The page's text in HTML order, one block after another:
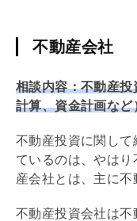
不動産会社
相談内容：不動産
計算、資金計画など
不動産投資に関し
ているのは、やは
産会社とは、主に不
不動産投資会社は不